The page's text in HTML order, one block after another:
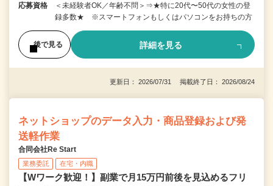
応募資格
＜未経験者OK／年齢不問＞⇒★特に20代〜50代の女性の登
録多数★ ※スマートフォンもしくはパソコンをお持ちの方
後で見る 詳細を見る
更新日： 2026/07/31 掲載終了日： 2026/08/24
ネットショップのデータ入力・商品登録および発
送軽作業
合同会社Re Start
業務委託 在宅・内職
【Wワーク歓迎！】副業で月15万円前後を見込めるフリ